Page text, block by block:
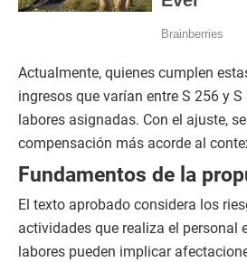
Actualmente, quienes cumplen
ingresos que varían entre S 256 y
labores asignadas. Con el ajuste,
compensación más acorde al
Fundamentos de la
El texto aprobado considera los
actividades que realiza el personal
labores pueden implicar